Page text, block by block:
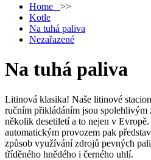
Home >>
Kotle
Na tuhá paliva
Nezařazené
Na tuhá paliva
Litinová klasika! Naše litinové
ručním přikládáním jsou spolehlivým
několik desetiletí a to nejen v
automatickým provozem pak
způsob využívání zdrojů pevných
tříděného hnědého i černého uhlí.